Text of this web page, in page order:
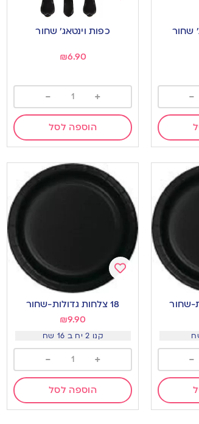
-
wishlist
כפות וינטאג’ שחור
₪6.90
+
-
הוספה לסל
-
18 צלחות גדולות-שחור
₪9.90
קנו 2 יח ב 16 שח
+
-
הוספה לסל